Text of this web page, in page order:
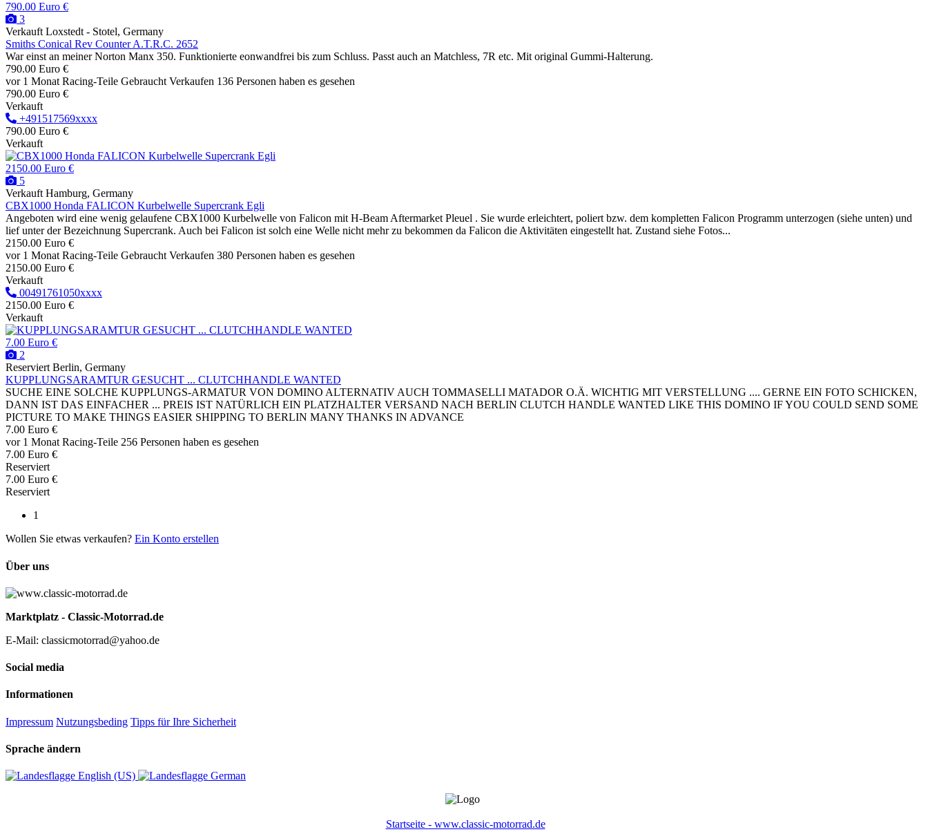
790.00 Euro €
3
Verkauft Loxstedt - Stotel, Germany
Smiths Conical Rev Counter A.T.R.C. 2652
War einst an meiner Norton Manx 350. Funktionierte eonwandfrei bis zum Schluss. Passt auch an Matchless, 7R etc. Mit original Gummi-Halterung.
790.00 Euro €
vor 1 Monat Racing-Teile Gebraucht Verkaufen 136 Personen haben es gesehen
790.00 Euro €
Verkauft
+491517569xxxx
790.00 Euro €
Verkauft
2150.00 Euro €
5
Verkauft Hamburg, Germany
CBX1000 Honda FALICON Kurbelwelle Supercrank Egli
Angeboten wird eine wenig gelaufene CBX1000 Kurbelwelle von Falicon mit H-Beam Aftermarket Pleuel . Sie wurde erleichtert, poliert bzw. dem kompletten Falicon Programm unterzogen (siehe unten) und
lief unter der Bezeichnung Supercrank. Auch bei Falicon ist solch eine Welle nicht mehr zu bekommen da Falicon die Aktivitäten eingestellt hat. Zustand siehe Fotos...
2150.00 Euro €
vor 1 Monat Racing-Teile Gebraucht Verkaufen 380 Personen haben es gesehen
2150.00 Euro €
Verkauft
00491761050xxxx
2150.00 Euro €
Verkauft
7.00 Euro €
2
Reserviert Berlin, Germany
KUPPLUNGSARAMTUR GESUCHT ... CLUTCHHANDLE WANTED
SUCHE EINE SOLCHE KUPPLUNGS-ARMATUR VON DOMINO ALTERNATIV AUCH TOMMASELLI MATADOR O.Ä. WICHTIG MIT VERSTELLUNG .... GERNE EIN FOTO SCHICKEN,
DANN IST DAS EINFACHER ... PREIS IST NATÜRLICH EIN PLATZHALTER VERSAND NACH BERLIN CLUTCH HANDLE WANTED LIKE THIS DOMINO IF YOU COULD SEND SOME
PICTURE TO MAKE THINGS EASIER SHIPPING TO BERLIN MANY THANKS IN ADVANCE
7.00 Euro €
vor 1 Monat Racing-Teile 256 Personen haben es gesehen
7.00 Euro €
Reserviert
7.00 Euro €
Reserviert
1
Wollen Sie etwas verkaufen? Ein Konto erstellen
Über uns
Marktplatz - Classic-Motorrad.de
E-Mail: classicmotorrad@yahoo.de
Social media
Informationen
Impressum Nutzungsbeding Tipps für Ihre Sicherheit
Sprache ändern
English (US)‎ German‎
Startseite - www.classic-motorrad.de